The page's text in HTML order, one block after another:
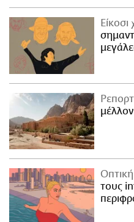
Είκοσι
τους